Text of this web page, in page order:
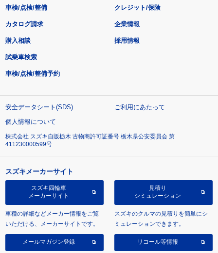
車検/点検/整備 クレジット/保険
カタログ請求
購入相談
試乗車検索
車検/点検/整備予約
企業情報
採用情報
安全データシート(SDS)
ご利用にあたって
個人情報について
株式会社 スズキ自販栃木 古物商許可証番号 栃木県公安委員会 第
411230000599号
スズキメーカーサイト
スズキ四輪車
メーカーサイト
車種の詳細などメーカー情報をご覧
いただける、メーカーサイトです。
見積り
シミュレーション
スズキのクルマの見積りを簡単にシ
ミュレーションできます。
メールマガジン登録 リコール等情報